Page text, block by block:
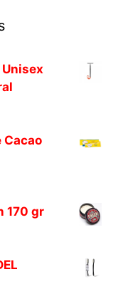
Cacao
170 gr